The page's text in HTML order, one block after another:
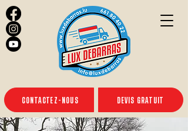
CONTACTEZ-NOUS DEVIS GRATUIT